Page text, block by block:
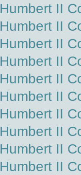
Humbert II
Humbert II
Humbert II
Humbert II
Humbert II
Humbert II
Humbert II
Humbert II
Humbert II
Humbert II